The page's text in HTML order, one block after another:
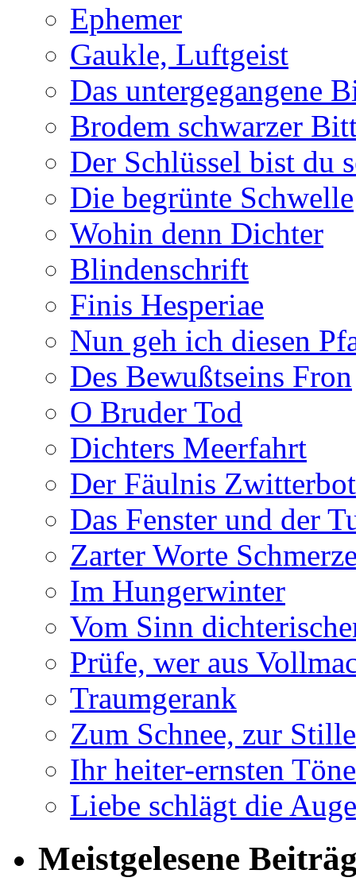
Ephemer
Gaukle, Luftgeist
Das untergegangene
Brodem schwarzer
Der Schlüssel bist du
Die begrünte Schwelle
Wohin denn Dichter
Blindenschrift
Finis Hesperiae
Nun geh ich diesen
Des Bewußtseins Fron
O Bruder Tod
Dichters Meerfahrt
Der Fäulnis
Das Fenster und der
Zarter Worte
Im Hungerwinter
Vom Sinn
Prüfe, wer aus
Traumgerank
Zum Schnee, zur Stille
Ihr heiter-ernsten Töne
Liebe schlägt die
Meistgelesene